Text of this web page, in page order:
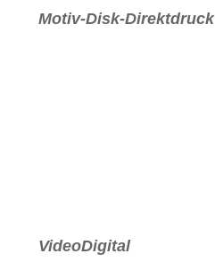
Motiv-Disk-Direktdruck
VideoDigital